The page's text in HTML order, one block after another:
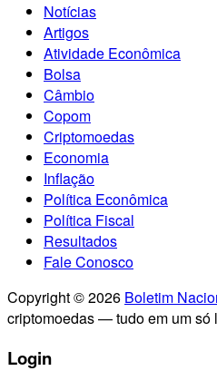
Notícias
Artigos
Atividade Econômica
Bolsa
Câmbio
Copom
Criptomoedas
Economia
Inflação
Política Econômica
Política Fiscal
Resultados
Fale Conosco
Copyright © 2026 Boletim
criptomoedas — tudo em um só
Login